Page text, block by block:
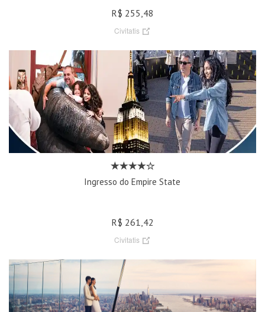
R$ 255,48
Civitatis
Ingresso do Empire State
R$ 261,42
Civitatis